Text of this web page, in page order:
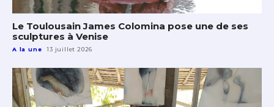
Le Toulousain James Colomina pose une de ses
sculptures à Venise
A la une 13 juillet 2026